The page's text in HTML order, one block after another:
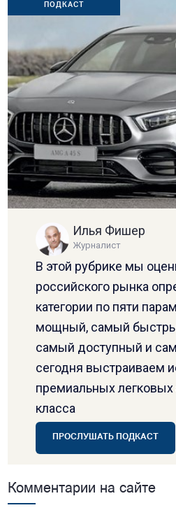
ПОДКАСТ
Илья Фишер
Журналист
В этой рубрике мы
российского рынка
категории по пяти
мощный, самый
самый доступный и
сегодня выстраиваем
премиальных
класса
ПРОСЛУШАТЬ ПОДКАСТ
Комментарии на сайте